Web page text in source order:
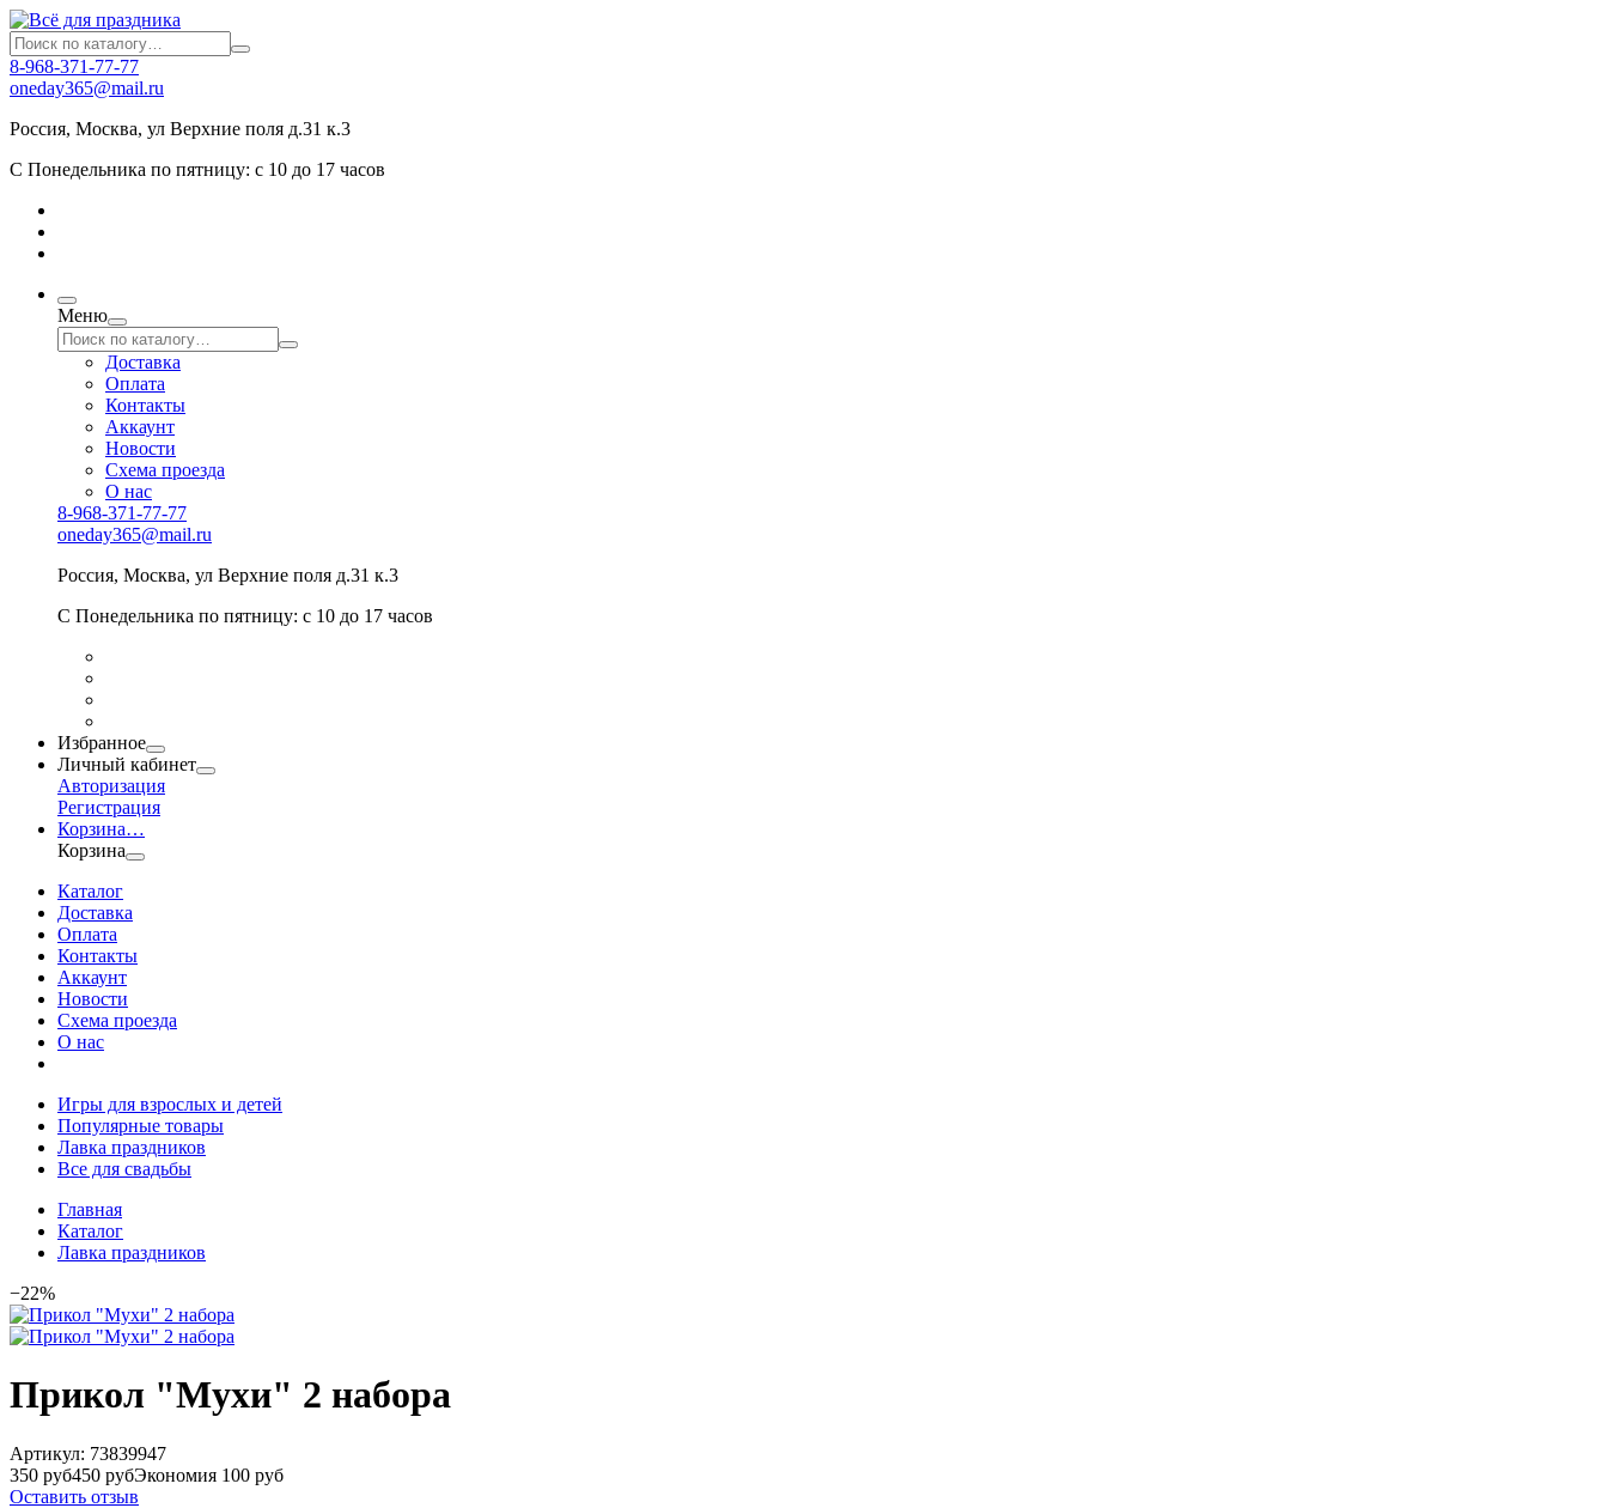
8-968-371-77-77
oneday365@mail.ru
Россия, Москва, ул Верхние поля д.31 к.3
С Понедельника по пятницу: с 10 до 17 часов
Меню
Доставка
Оплата
Контакты
Аккаунт
Новости
Схема проезда
О нас
8-968-371-77-77
oneday365@mail.ru
Россия, Москва, ул Верхние поля д.31 к.3
С Понедельника по пятницу: с 10 до 17 часов
Избранное
Личный кабинет
Авторизация
Регистрация
Корзина…
Корзина
Каталог
Доставка
Оплата
Контакты
Аккаунт
Новости
Схема проезда
О нас
Игры для взрослых и детей
Популярные товары
Лавка праздников
Все для свадьбы
Главная
Каталог
Лавка праздников
−22%
Прикол "Мухи" 2 набора
Артикул: 73839947
350 руб450 рубЭкономия 100 руб
Оставить отзыв